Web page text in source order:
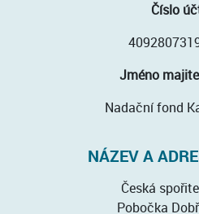
Číslo
Jméno
Nadační fond
NÁZEV A
Česká
Pobočka